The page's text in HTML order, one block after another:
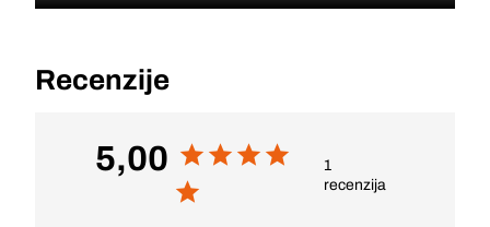
Recenzije
5,00
1
recenzija